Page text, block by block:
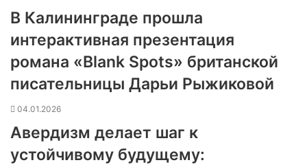
В Калининграде прошла
интерактивная презентация
романа «Blank Spots» британской
писательницы Дарьи Рыжиковой
04.01.2026
Авердизм делает шаг к
устойчивому будущему: